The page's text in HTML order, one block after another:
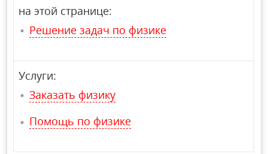
на этой странице:
Решение задач по физике
Услуги:
Заказать физику
Помощь по физике